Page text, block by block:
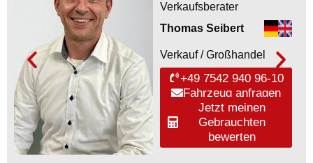
Verkaufsberater
Thomas Seibert
Verkauf / Großhandel
+49 7542 940 96-10
Fahrzeug anfragen
Jetzt meinen
Gebrauchten
bewerten